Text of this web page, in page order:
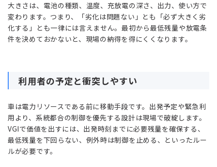
大きさは、電池の種類、温度、充放電の深さ、出力、使い方で
変わります。つまり、「劣化は問題ない」とも「必ず大きく劣
化する」とも一律には言えません。最初から最低残量や放電条
件を決めておかないと、現場の納得を得にくくなります。
利用者の予定と衝突しやすい
車は電力リソースである前に移動手段です。出発予定や緊急利
用より、系統都合の制御を優先する設計は現場で破綻します。
VGIで価値を出すには、出発時刻までに必要残量を確保する、
最低残量を下回らない、例外時は制御を止める、といったルー
ルが必要です。